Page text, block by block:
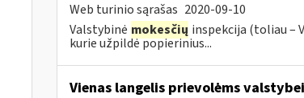
Web turinio sąrašas 2020-09-10
Valstybinė mokesčių inspekcija (toliau –
kurie užpildė popierinius...
Vienas langelis prievolėms